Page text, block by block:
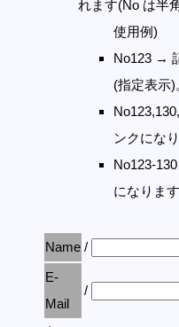
れます(No は半
使用例)
No123 →
(指定表示)
ンクにな
No123-
になりま
Name /
E-
Mail
/